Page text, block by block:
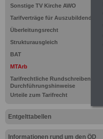
Sonstige TV Kirche AWO
Tarifverträge für Auszubildende
Überleitungsrecht
Strukturausgleich
BAT
MTArb
Tarifrechtliche Rundschreiben und
Durchführungshinweise
Urteile zum Tarifrecht
Entgelttabellen
Informationen rund um den ÖD